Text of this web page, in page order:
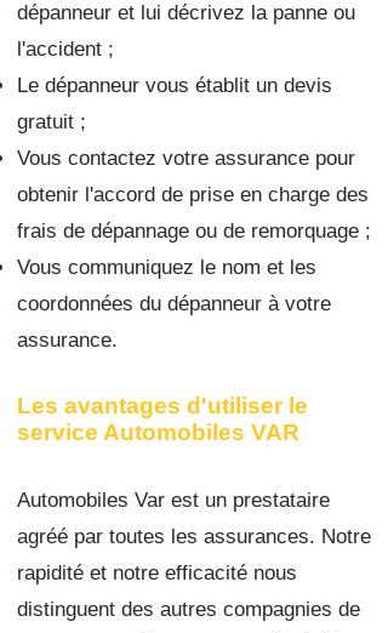
dépanneur et lui décrivez la panne ou
l'accident ;
Le dépanneur vous établit un devis
gratuit ;
Vous contactez votre assurance pour
obtenir l'accord de prise en charge des
frais de dépannage ou de remorquage ;
Vous communiquez le nom et les
coordonnées du dépanneur à votre
assurance.
Les avantages d'utiliser le
service Automobiles VAR
Automobiles Var est un prestataire
agréé par toutes les assurances. Notre
rapidité et notre efficacité nous
distinguent des autres compagnies de